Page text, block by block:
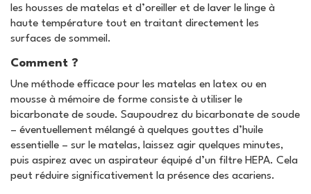
les housses de matelas et d’oreiller et de laver le linge à
haute température tout en traitant directement les
surfaces de sommeil.
Comment ?
Une méthode efficace pour les matelas en latex ou en
mousse à mémoire de forme consiste à utiliser le
bicarbonate de soude. Saupoudrez du bicarbonate de soude
– éventuellement mélangé à quelques gouttes d’huile
essentielle – sur le matelas, laissez agir quelques minutes,
puis aspirez avec un aspirateur équipé d’un filtre HEPA. Cela
peut réduire significativement la présence des acariens.